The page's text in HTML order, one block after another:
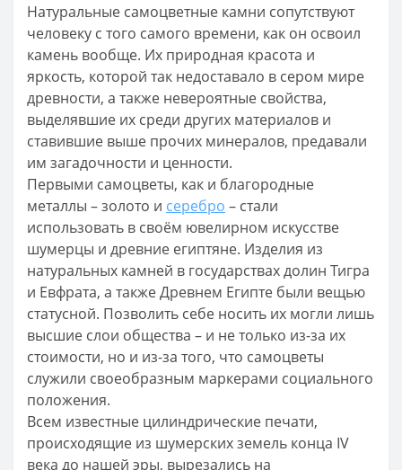
Натуральные самоцветные камни сопутствуют
человеку с того самого времени, как он освоил
камень вообще. Их природная красота и
яркость, которой так недоставало в сером мире
древности, а также невероятные свойства,
выделявшие их среди других материалов и
ставившие выше прочих минералов, предавали
им загадочности и ценности.
Первыми самоцветы, как и благородные
металлы – золото и серебро – стали
использовать в своём ювелирном искусстве
шумерцы и древние египтяне. Изделия из
натуральных камней в государствах долин Тигра
и Евфрата, а также Древнем Египте были вещью
статусной. Позволить себе носить их могли лишь
высшие слои общества – и не только из-за их
стоимости, но и из-за того, что самоцветы
служили своеобразным маркерами социального
положения.
Всем известные цилиндрические печати,
происходящие из шумерских земель конца IV
века до нашей эры, вырезались на